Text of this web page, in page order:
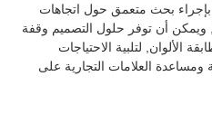
بحث متعمق حول اتجاهات
أن توفر حلول التصميم وقفة
لتلبية الاحتياجات
العلامات التجارية على